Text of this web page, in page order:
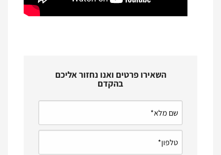
השאירו פרטים ואנו נחזור אליכם
בהקדם